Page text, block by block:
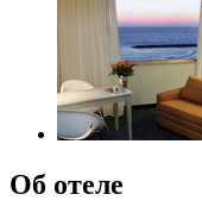
Об отеле